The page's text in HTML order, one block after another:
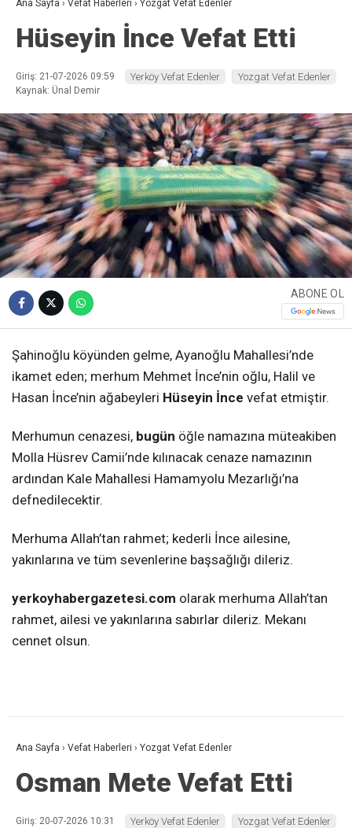
Ana Sayfa › Vefat Haberleri › Yozgat Vefat Edenler
Hüseyin İnce Vefat Etti
Giriş: 21-07-2026 09:59
Kaynak: Ünal Demir
Yerköy Vefat Edenler Yozgat Vefat Edenler
ABONE OL
Şahinoğlu köyünden gelme, Ayanoğlu Mahallesi’nde
ikamet eden; merhum Mehmet İnce’nin oğlu, Halil ve
Hasan İnce’nin ağabeyleri Hüseyin İnce vefat etmiştir.
Merhumun cenazesi, bugün öğle namazına müteakiben
Molla Hüsrev Camii’nde kılınacak cenaze namazının
ardından Kale Mahallesi Hamamyolu Mezarlığı’na
defnedilecektir.
Merhuma Allah’tan rahmet; kederli İnce ailesine,
yakınlarına ve tüm sevenlerine başsağlığı dileriz.
yerkoyhabergazetesi.com olarak merhuma Allah’tan
rahmet, ailesi ve yakınlarına sabırlar dileriz. Mekanı
cennet olsun.
Ana Sayfa › Vefat Haberleri › Yozgat Vefat Edenler
Osman Mete Vefat Etti
Giriş: 20-07-2026 10:31
Yerköy Vefat Edenler Yozgat Vefat Edenler